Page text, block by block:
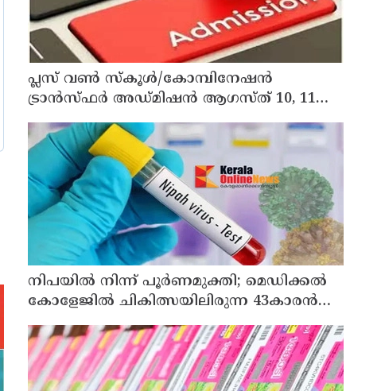
പ്ലസ് വൺ സ്‌കൂൾ/കോമ്പിനേഷൻ
ട്രാൻസ്ഫർ അഡ്മിഷൻ ആഗസ്ത് 10, 11
തീയതികളിൽ
നിപയിൽ നിന്ന് പൂർണമുക്തി; മെഡിക്കൽ
കോളേജിൽ ചികിത്സയിലിരുന്ന 43കാരൻ
വീട്ടിലേക്ക് മടങ്ങി